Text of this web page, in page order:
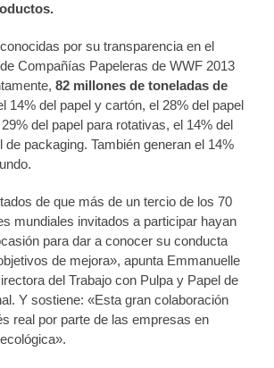
por su transparencia en el
Compañías Papeleras de WWF 2013
82 millones de toneladas de
14% del papel y cartón, el 28% del papel
del papel para rotativas, el 14% del
de packaging. También generan el 14%
de que más de un tercio de los 70
mundiales invitados a participar hayan
para dar a conocer su conducta
de mejora», apunta Emmanuelle
del Trabajo con Pulpa y Papel de
Y sostiene: «Esta gran colaboración
real por parte de las empresas en